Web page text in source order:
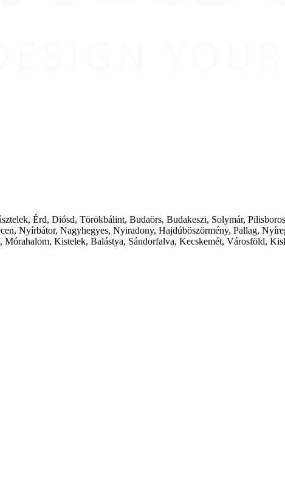
Érd, Diósd, Törökbálint, Budaörs, Budakeszi, Solymár,
Nyírbátor, Nagyhegyes, Nyiradony, Hajdúböszörmény, Pallag,
Kistelek, Balástya, Sándorfalva, Kecskemét, Városföld,